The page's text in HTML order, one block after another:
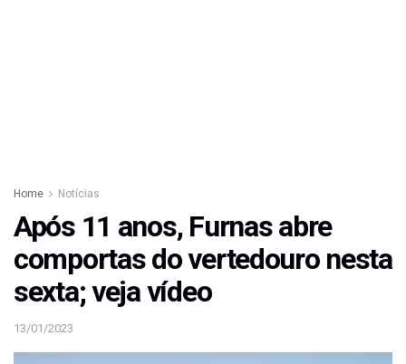
Home Notícias
Após 11 anos, Furnas abre
comportas do vertedouro nesta
sexta; veja vídeo
13/01/2023